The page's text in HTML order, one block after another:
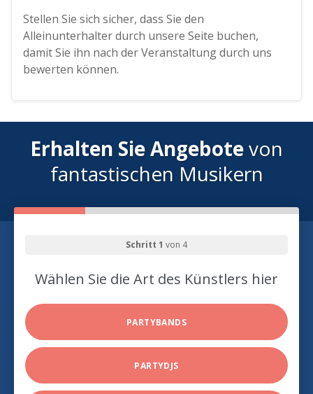
Stellen Sie sich sicher, dass Sie den
Alleinunterhalter durch unsere Seite buchen,
damit Sie ihn nach der Veranstaltung durch uns
bewerten können.
Erhalten Sie Angebotevon
fantastischen Musikern
Schritt 1 von 4
Wählen Sie die Art des Künstlers hier
PARTYBANDS
PARTYDJS